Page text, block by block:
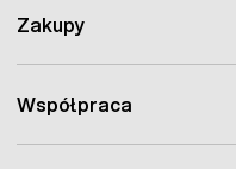
Zakupy
Współpraca